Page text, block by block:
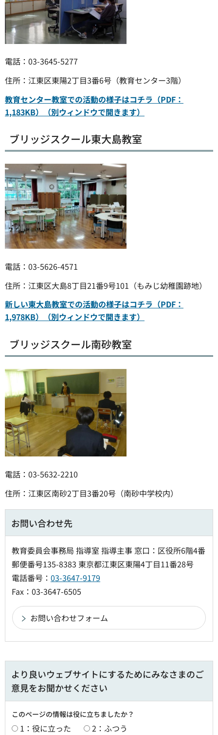
電話：03-3645-5277
住所：江東区東陽2丁目3番6号（教育センター3階）
教育センター教室での活動の様子はコチラ（PDF：
1,183KB）（別ウィンドウで開きます）
ブリッジスクール東大島教室
電話：03-5626-4571
住所：江東区大島8丁目21番9号101（もみじ幼稚園跡地）
新しい東大島教室での活動の様子はコチラ（PDF：
1,978KB）（別ウィンドウで開きます）
ブリッジスクール南砂教室
電話：03-5632-2210
住所：江東区南砂2丁目3番20号（南砂中学校内）
お問い合わせ先
教育委員会事務局 指導室 指導主事 窓口：区役所6階4番
郵便番号135-8383 東京都江東区東陽4丁目11番28号
電話番号： 03-3647-9179
Fax：03-3647-6505
より良いウェブサイトにするためにみなさまのご
意見をお聞かせください
このページの情報は役に立ちましたか？
1：役に立った
2：ふつう